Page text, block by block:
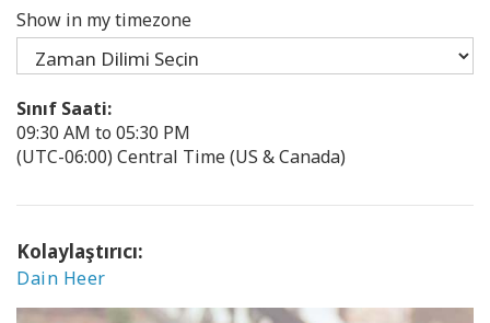
Show in my timezone
Sınıf Saati:
09:30 AM to 05:30 PM
(UTC-06:00) Central Time (US & Canada)
Kolaylaştırıcı:
Dain Heer